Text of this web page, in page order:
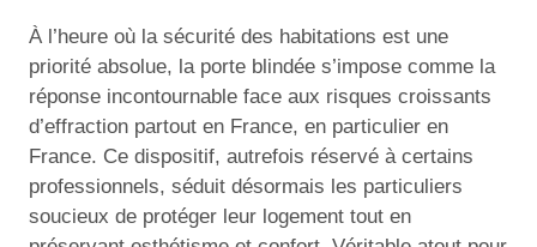
À l’heure où la sécurité des habitations est une
priorité absolue, la porte blindée s’impose comme la
réponse incontournable face aux risques croissants
d’effraction partout en France, en particulier en
France. Ce dispositif, autrefois réservé à certains
professionnels, séduit désormais les particuliers
soucieux de protéger leur logement tout en